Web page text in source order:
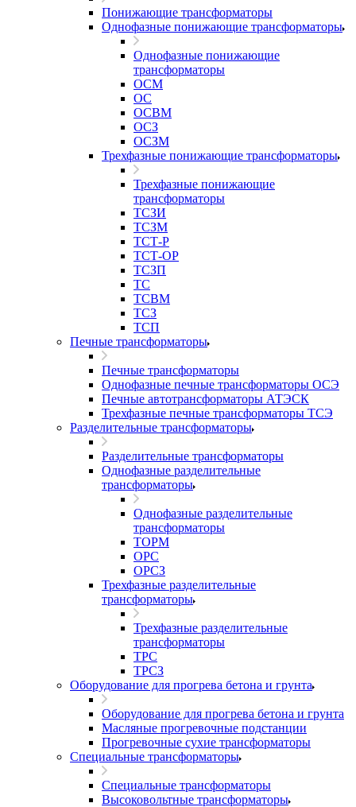
Понижающие трансформаторы
Однофазные понижающие трансформаторы
Однофазные понижающие
трансформаторы
ОСМ
ОС
ОСВМ
ОСЗ
ОСЗМ
Трехфазные понижающие трансформаторы
Трехфазные понижающие
трансформаторы
ТСЗИ
ТСЗМ
ТСТ-Р
ТСТ-ОР
ТСЗП
ТС
ТСВМ
ТСЗ
ТСП
Печные трансформаторы
Печные трансформаторы
Однофазные печные трансформаторы ОСЭ
Печные автотрансформаторы АТЭСК
Трехфазные печные трансформаторы ТСЭ
Разделительные трансформаторы
Разделительные трансформаторы
Однофазные разделительные
трансформаторы
Однофазные разделительные
трансформаторы
ТОРМ
ОРС
ОРСЗ
Трехфазные разделительные
трансформаторы
Трехфазные разделительные
трансформаторы
ТРС
ТРСЗ
Оборудование для прогрева бетона и грунта
Оборудование для прогрева бетона и грунта
Масляные прогревочные подстанции
Прогревочные сухие трансформаторы
Специальные трансформаторы
Специальные трансформаторы
Высоковольтные трансформаторы